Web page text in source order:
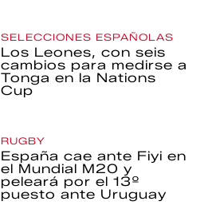
SELECCIONES ESPAÑOLAS
Los Leones, con seis
cambios para medirse a
Tonga en la Nations
Cup
RUGBY
España cae ante Fiyi en
el Mundial M20 y
peleará por el 13º
puesto ante Uruguay